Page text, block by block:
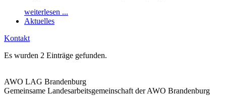
weiterlesen ...
Aktuelles
Kontakt
Es wurden 2 Einträge gefunden.
AWO LAG Brandenburg
Gemeinsame Landesarbeitsgemeinschaft der AWO Brandenburg